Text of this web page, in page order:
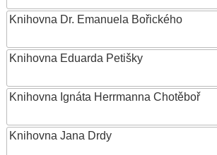
Knihovna Dr. Emanuela Bořického
Knihovna Eduarda Petišky
Knihovna Ignáta Herrmanna Chotěboř
Knihovna Jana Drdy